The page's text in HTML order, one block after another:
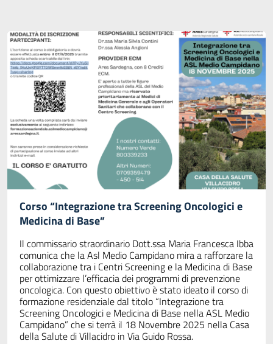
Corso “Integrazione tra Screening Oncologici e
Medicina di Base”
Il commissario straordinario Dott.ssa Maria Francesca Ibba
comunica che la Asl Medio Campidano mira a rafforzare la
collaborazione tra i Centri Screening e la Medicina di Base
per ottimizzare l’efficacia dei programmi di prevenzione
oncologica. Con questo obiettivo è stato ideato il corso di
formazione residenziale dal titolo “Integrazione tra
Screening Oncologici e Medicina di Base nella ASL Medio
Campidano” che si terrà il 18 Novembre 2025 nella Casa
della Salute di Villacidro in Via Guido Rossa.